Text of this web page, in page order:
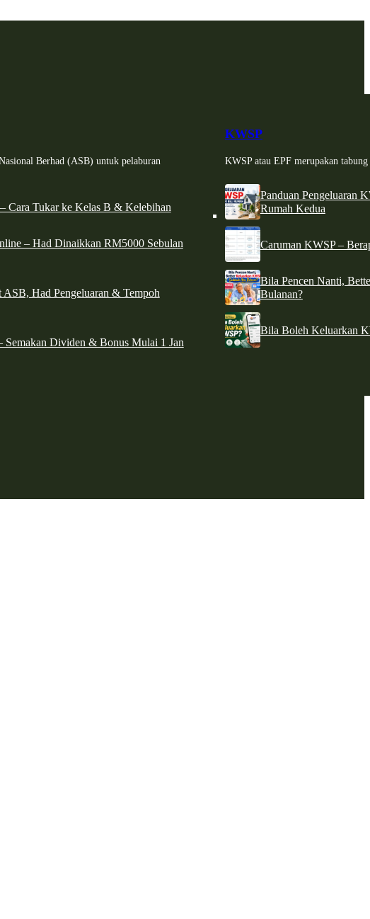
Berhad (ASB) untuk pelaburan
Cara Tukar ke Kelas B & Kelebihan
– Had Dinaikkan RM5000 Sebulan
Had Pengeluaran & Tempoh
Dividen & Bonus Mulai 1 Jan
KWSP
KWSP atau EPF merupakan
Panduan Pengeluaran
Rumah Kedua
Caruman KWSP –
Bila Pencen Nanti,
Bulanan?
Bila Boleh Keluarkan